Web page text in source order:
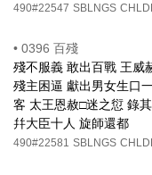
490#22547 SBLNGS
• 0396 百殘
殘不服義 敢出百戰 王威
殘主困逼 獻出男女生口
客 太王恩赦□迷之愆 錄
幷大臣十人 旋師還都
490#22581 SBLNGS